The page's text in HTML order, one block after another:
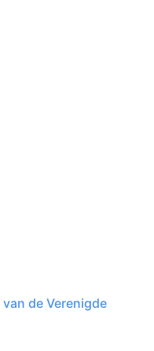
de Verenigde